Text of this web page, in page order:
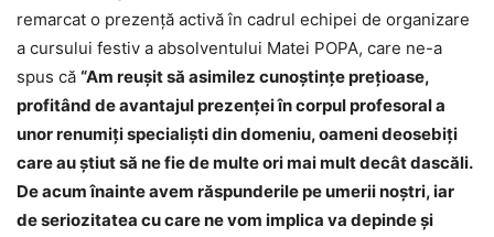
remarcat o prezenţă activă în cadrul echipei de organizare
a cursului festiv a absolventului Matei POPA, care ne-a
spus că “Am reuşit să asimilez cunoştinţe preţioase,
profitând de avantajul prezenţei în corpul profesoral a
unor renumiţi specialişti din domeniu, oameni deosebiţi
care au ştiut să ne fie de multe ori mai mult decât dascăli.
De acum înainte avem răspunderile pe umerii noştri, iar
de seriozitatea cu care ne vom implica va depinde şi